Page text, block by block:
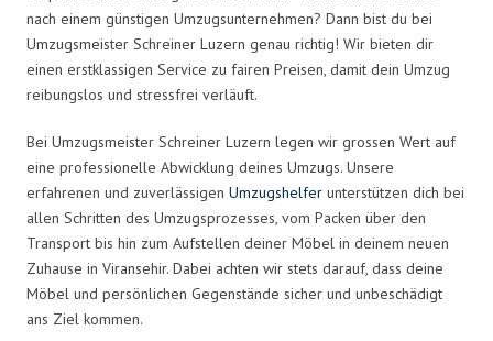
nach einem günstigen Umzugsunternehmen? Dann bist du bei
Umzugsmeister Schreiner Luzern genau richtig! Wir bieten dir
einen erstklassigen Service zu fairen Preisen, damit dein Umzug
reibungslos und stressfrei verläuft.
Bei Umzugsmeister Schreiner Luzern legen wir grossen Wert auf
eine professionelle Abwicklung deines Umzugs. Unsere
erfahrenen und zuverlässigen Umzugshelfer unterstützen dich bei
allen Schritten des Umzugsprozesses, vom Packen über den
Transport bis hin zum Aufstellen deiner Möbel in deinem neuen
Zuhause in Viransehir. Dabei achten wir stets darauf, dass deine
Möbel und persönlichen Gegenstände sicher und unbeschädigt
ans Ziel kommen.